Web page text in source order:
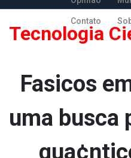
Contato
Tecnologia
Fa­sicos
uma busca